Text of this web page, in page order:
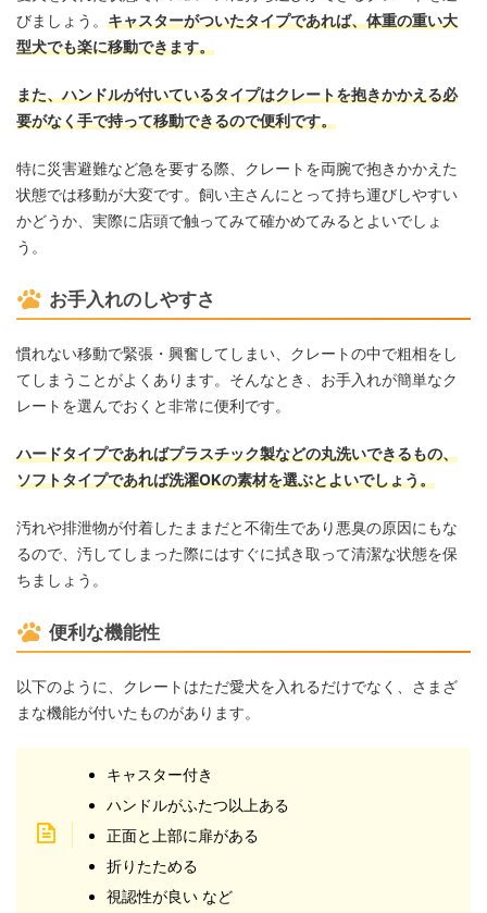
びましょう。 キャスターがついたタイプであれば、体重の重い大
型犬でも楽に移動できます。
また、ハンドルが付いているタイプはクレートを抱きかかえる必
要がなく手で持って移動できるので便利です。
特に災害避難など急を要する際、クレートを両腕で抱きかかえた
状態では移動が大変です。飼い主さんにとって持ち運びしやすい
かどうか、実際に店頭で触ってみて確かめてみるとよいでしょ
う。
お手入れのしやすさ
慣れない移動で緊張・興奮してしまい、クレートの中で粗相をし
てしまうことがよくあります。そんなとき、お手入れが簡単なク
レートを選んでおくと非常に便利です。
ハードタイプであればプラスチック製などの丸洗いできるもの、
ソフトタイプであれば洗濯OKの素材を選ぶとよいでしょう。
汚れや排泄物が付着したままだと不衛生であり悪臭の原因にもな
るので、汚してしまった際にはすぐに拭き取って清潔な状態を保
ちましょう。
便利な機能性
以下のように、クレートはただ愛犬を入れるだけでなく、さまざ
まな機能が付いたものがあります。
キャスター付き
ハンドルがふたつ以上ある
正面と上部に扉がある
折りたためる
視認性が良い など